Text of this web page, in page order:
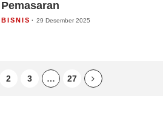
Pemasaran
BISNIS 29 Desember 2025
2 3 … 27